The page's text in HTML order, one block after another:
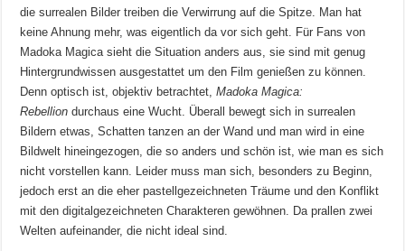
die surrealen Bilder treiben die Verwirrung auf die Spitze. Man hat
keine Ahnung mehr, was eigentlich da vor sich geht. Für Fans von
Madoka Magica sieht die Situation anders aus, sie sind mit genug
Hintergrundwissen ausgestattet um den Film genießen zu können.
Denn optisch ist, objektiv betrachtet,Madoka Magica:
Rebelliondurchaus eine Wucht. Überall bewegt sich in surrealen
Bildern etwas, Schatten tanzen an der Wand und man wird in eine
Bildwelt hineingezogen, die so anders und schön ist, wie man es sich
nicht vorstellen kann. Leider muss man sich, besonders zu Beginn,
jedoch erst an die eher pastellgezeichneten Träume und den Konflikt
mit den digitalgezeichneten Charakteren gewöhnen. Da prallen zwei
Welten aufeinander, die nicht ideal sind.